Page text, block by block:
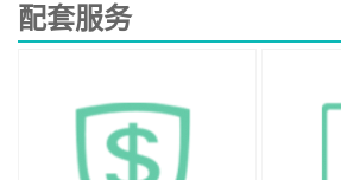
配套服务